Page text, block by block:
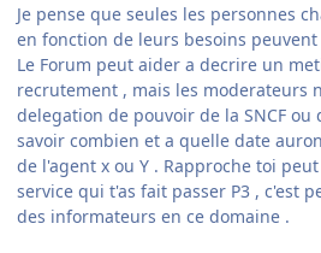
Je pense que seules les personnes
en fonction de leurs besoins
Le Forum peut aider a decrire un
recrutement , mais les moderateurs
delegation de pouvoir de la SNCF
savoir combien et a quelle date
de l'agent x ou Y . Rapproche toi
service qui t'as fait passer P3 , c'est
des informateurs en ce domaine .